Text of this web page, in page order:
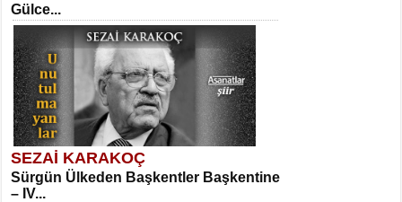
MEHMET TAŞTAN
Vagon’da Bir Şairle...
SITKI CANEY
Oruçla Devrim ve Özgürlüğe…...
Mehmet Çoban
Elmira...
Gülce...
SEZAİ KARAKOÇ
Sürgün Ülkeden Başkentler Başkentine
– IV...